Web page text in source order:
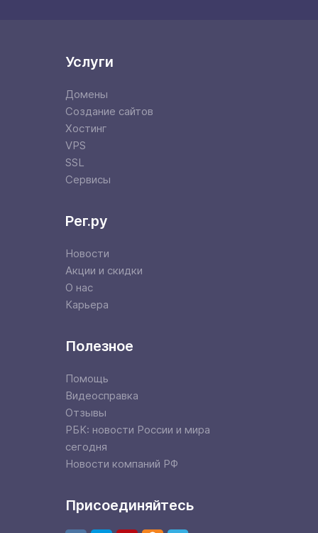
Услуги
Домены
Создание сайтов
Хостинг
VPS
SSL
Сервисы
Рег.ру
Новости
Акции и скидки
О нас
Карьера
Полезное
Помощь
Видеосправка
Отзывы
РБК: новости России и мира
сегодня
Новости компаний РФ
Присоединяйтесь